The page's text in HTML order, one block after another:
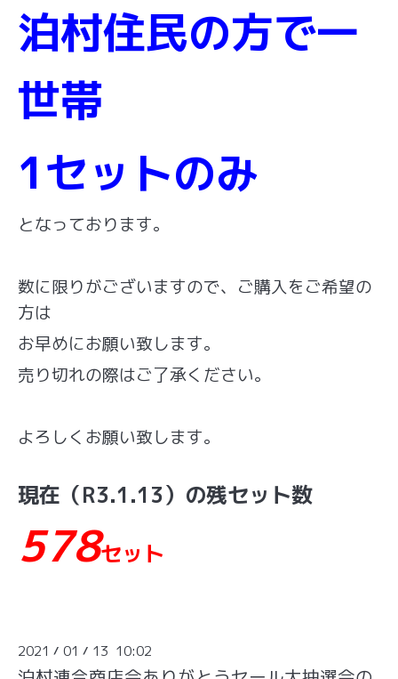
泊村住民の方で一
世帯
1セットのみ
となっております。
数に限りがございますので、ご購入をご希望の
方は
お早めにお願い致します。
売り切れの際はご了承ください。
よろしくお願い致します。
現在（R3.1.13）の残セット数
578セット
2021 / 01 / 13 10:02